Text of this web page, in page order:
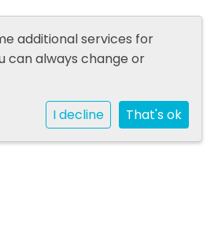
INLOGGEN SOCIAL SCHOOLS
additional services for
can always change or
I decline That's ok